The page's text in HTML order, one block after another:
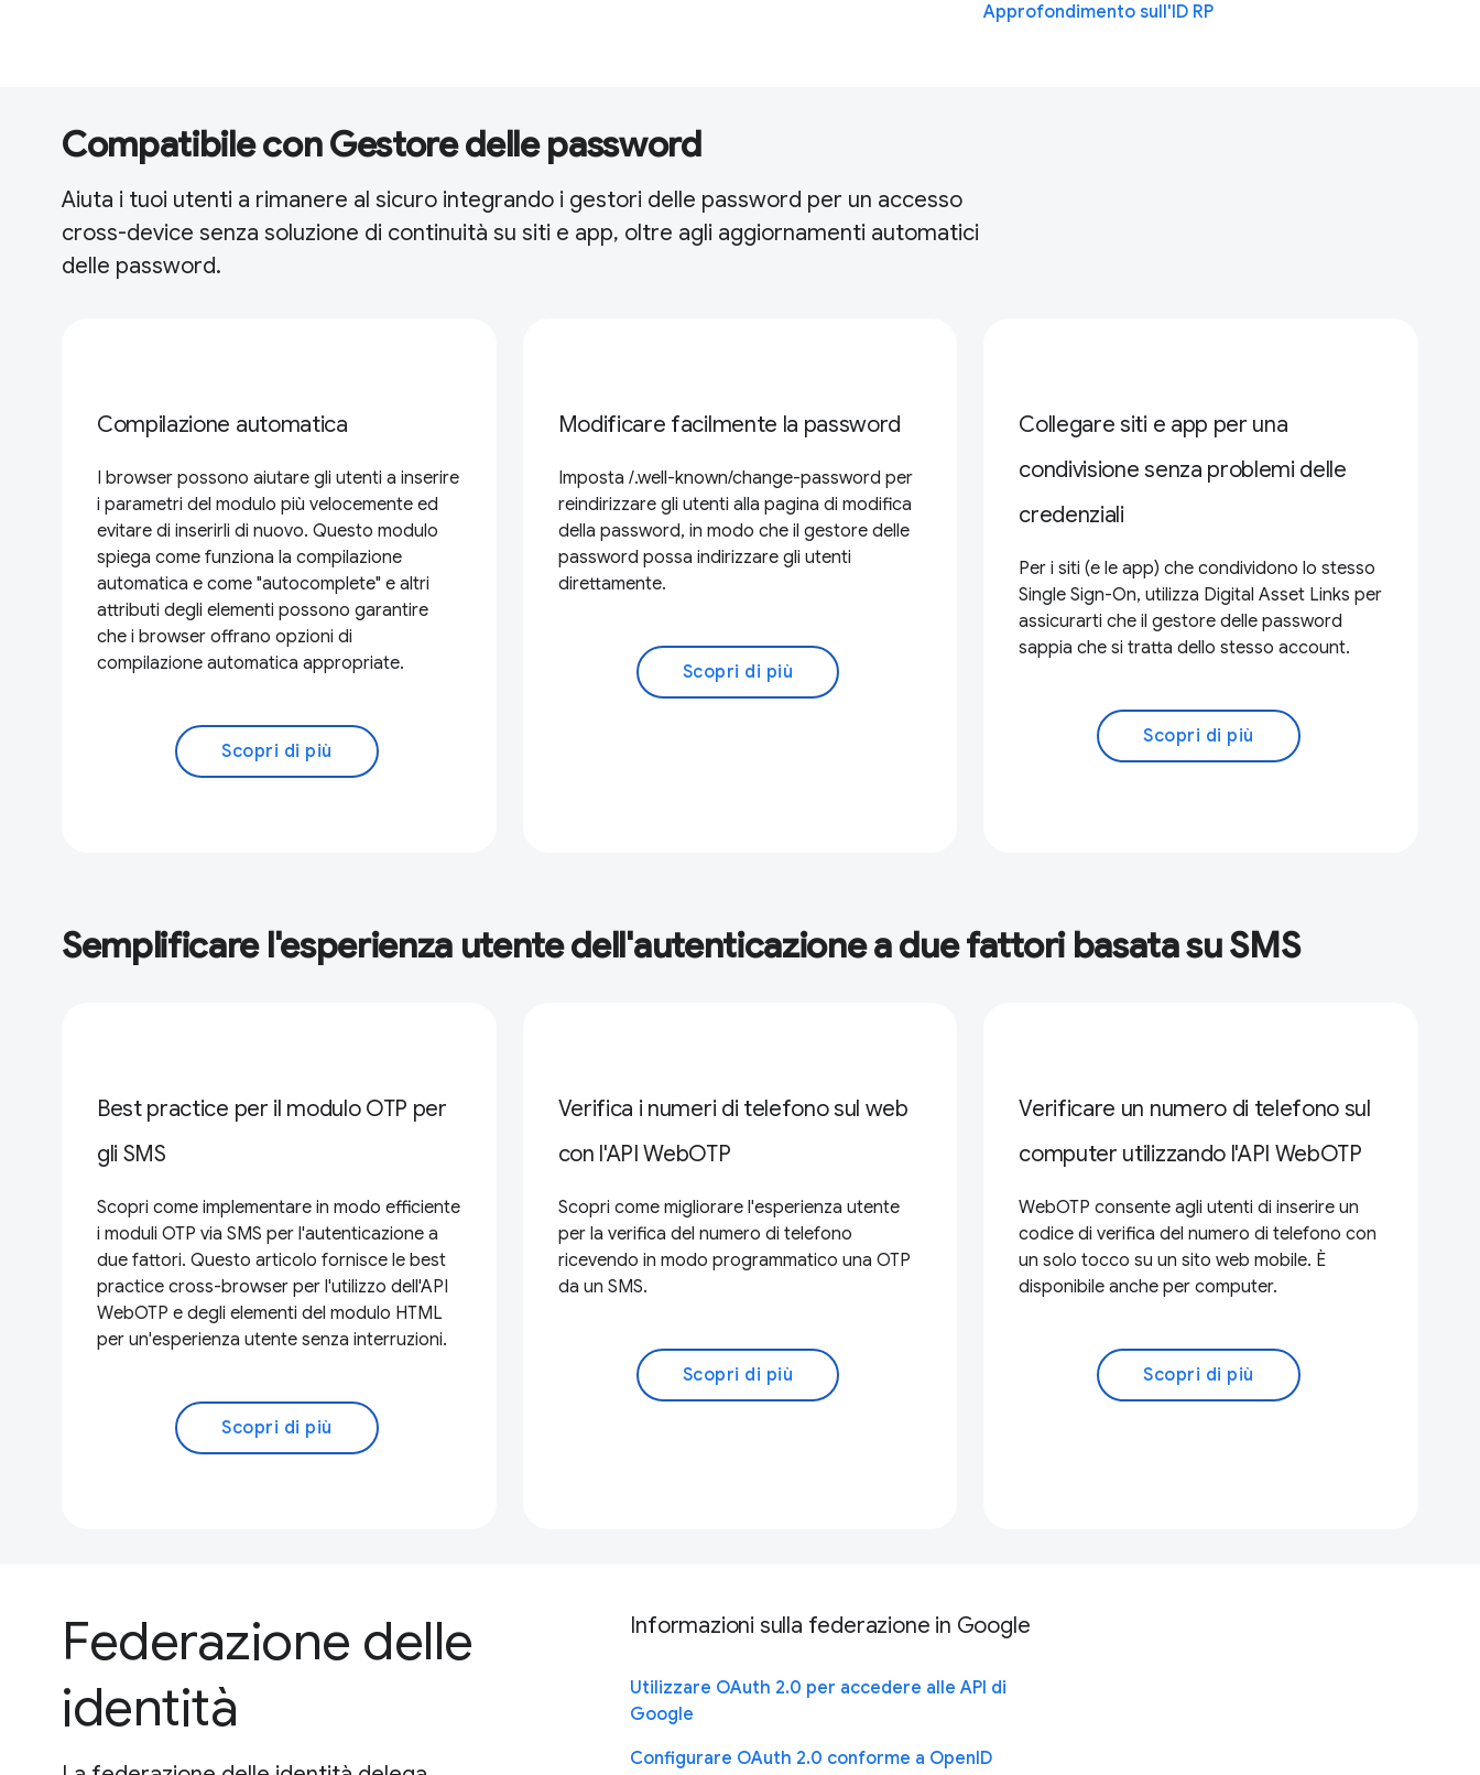
Approfondimento sull'ID RP
Compatibile con Gestore delle password
Aiuta i tuoi utenti a rimanere al sicuro integrando i gestori delle password per un accesso
cross-device senza soluzione di continuità su siti e app, oltre agli aggiornamenti automatici
delle password.
Compilazione automatica
I browser possono aiutare gli utenti a inserire
i parametri del modulo più velocemente ed
evitare di inserirli di nuovo. Questo modulo
spiega come funziona la compilazione
automatica e come "autocomplete" e altri
attributi degli elementi possono garantire
che i browser offrano opzioni di
compilazione automatica appropriate.
Scopri di più
Modificare facilmente la password
Imposta /.well-known/change-password per
reindirizzare gli utenti alla pagina di modifica
della password, in modo che il gestore delle
password possa indirizzare gli utenti
direttamente.
Scopri di più
Collegare siti e app per una
condivisione senza problemi delle
credenziali
Per i siti (e le app) che condividono lo stesso
Single Sign-On, utilizza Digital Asset Links per
assicurarti che il gestore delle password
sappia che si tratta dello stesso account.
Scopri di più
Semplificare l'esperienza utente dell'autenticazione a due fattori basata su SMS
Best practice per il modulo OTP per
gli SMS
Scopri come implementare in modo efficiente
i moduli OTP via SMS per l'autenticazione a
due fattori. Questo articolo fornisce le best
practice cross-browser per l'utilizzo dell'API
WebOTP e degli elementi del modulo HTML
per un'esperienza utente senza interruzioni.
Scopri di più
Verifica i numeri di telefono sul web
con l'API WebOTP
Scopri come migliorare l'esperienza utente
per la verifica del numero di telefono
ricevendo in modo programmatico una OTP
da un SMS.
Scopri di più
Verificare un numero di telefono sul
computer utilizzando l'API WebOTP
WebOTP consente agli utenti di inserire un
codice di verifica del numero di telefono con
un solo tocco su un sito web mobile. È
disponibile anche per computer.
Scopri di più
Federazione delle
identità
Informazioni sulla federazione in Google
Utilizzare OAuth 2.0 per accedere alle API di
Google
Configurare OAuth 2.0 conforme a OpenID